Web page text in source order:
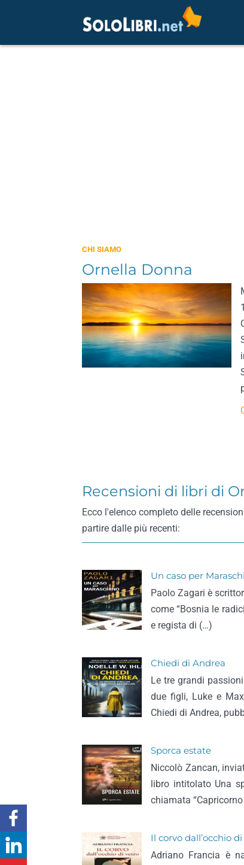
CHI SIAMO
Ornella Donna
Recensioni di libri di
Ecco l'elenco completo delle
partire dalle più recenti:
Un caso per
Paolo Zagari è
come “Bosnia le
e regista di (…)
Chiedi di Andrea
Le tre grandi
due figli, Luke e
Chiedi di Andrea,
Sporca estate
Niccolò Zancan,
libro intitolato Una
chiamata
Il corvo dall’occhio
Adriano Francia è